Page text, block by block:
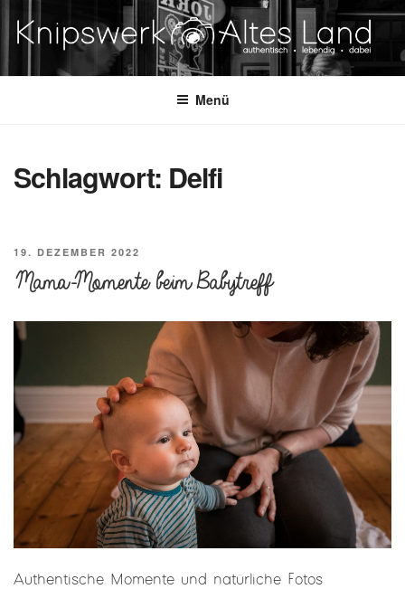
Inhalt
KNIPSWERK – ALTES LAND
authentisch. lebending. dabei.
Menü
Schlagwort: Delfi
VERÖFFENTLICHT
AM
19. DEZEMBER 2022
Mama-Momente beim Babytreff
Authentische Momente und natürliche Fotos